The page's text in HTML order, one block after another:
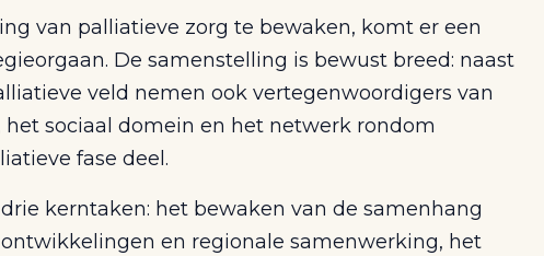
van palliatieve zorg te bewaken, komt er een
De samenstelling is bewust breed: naast
veld nemen ook vertegenwoordigers van
het sociaal domein en het netwerk rondom
fase deel.
kerntaken: het bewaken van de samenhang
en regionale samenwerking, het